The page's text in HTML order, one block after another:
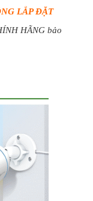
LẮP ĐẶT
HÃNG bảo